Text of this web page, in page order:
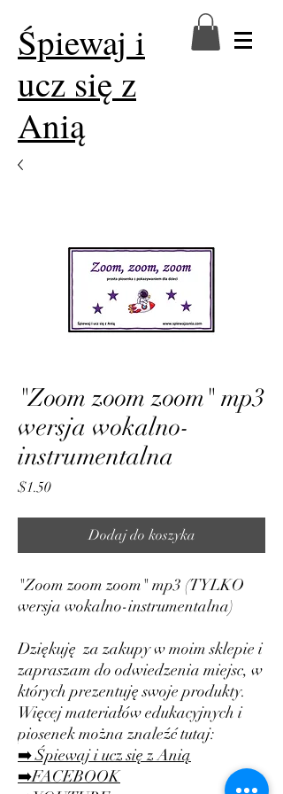
Śpiewaj i
ucz się z
Anią
"Zoom zoom zoom" mp3
wersja wokalno-
instrumentalna
$1.50Cena
Dodaj do koszyka
"Zoom zoom zoom" mp3 (TYLKO
wersja wokalno-instrumentalna)
Dziękuję za zakupy w moim sklepie i
zapraszam do odwiedzenia miejsc, w
których prezentuję swoje produkty.
Więcej materiałów edukacyjnych i
piosenek można znaleźć tutaj:
➡️ Śpiewaj i ucz się z Anią
➡️FACEBOOK